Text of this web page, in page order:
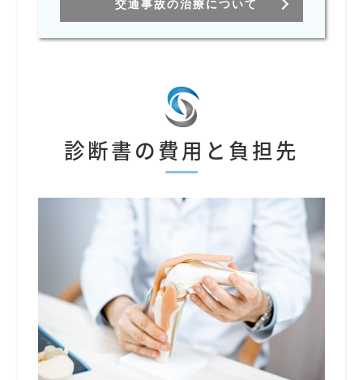
交通事故の治療について
診断書の費用と負担先